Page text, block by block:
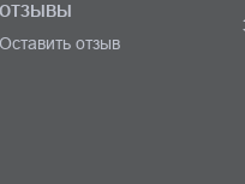
ОТЗЫВЫ
Оставить отзыв